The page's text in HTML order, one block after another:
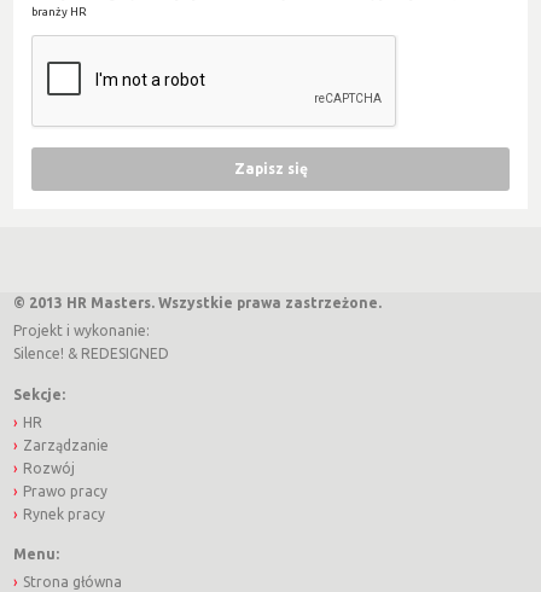
branży HR
© 2013 HR Masters. Wszystkie prawa zastrzeżone.
Projekt i wykonanie:
Silence! & REDESIGNED
Sekcje:
HR
Zarządzanie
Rozwój
Prawo pracy
Rynek pracy
Menu:
Strona główna